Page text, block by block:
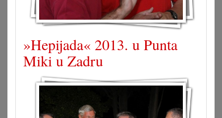
»Hepijada« 2013. u Punta
Miki u Zadru